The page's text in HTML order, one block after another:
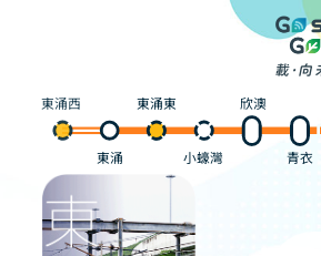
東涌
東涌東
東涌西 欣澳
青衣
小蠔灣